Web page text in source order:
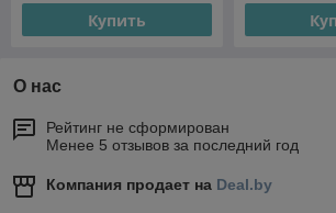
Купить
О нас
Рейтинг не сформирован
Менее 5 отзывов за последний год
Компания продает на Deal.by